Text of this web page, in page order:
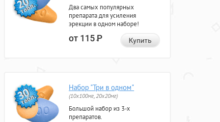
Два самых популярных
препарата для усиления
эрекции в одном наборе!
от 115Р Купить
Набор "Три в одном"
(10x100мг, 20x20мг)
Большой набор из 3-х
препаратов.